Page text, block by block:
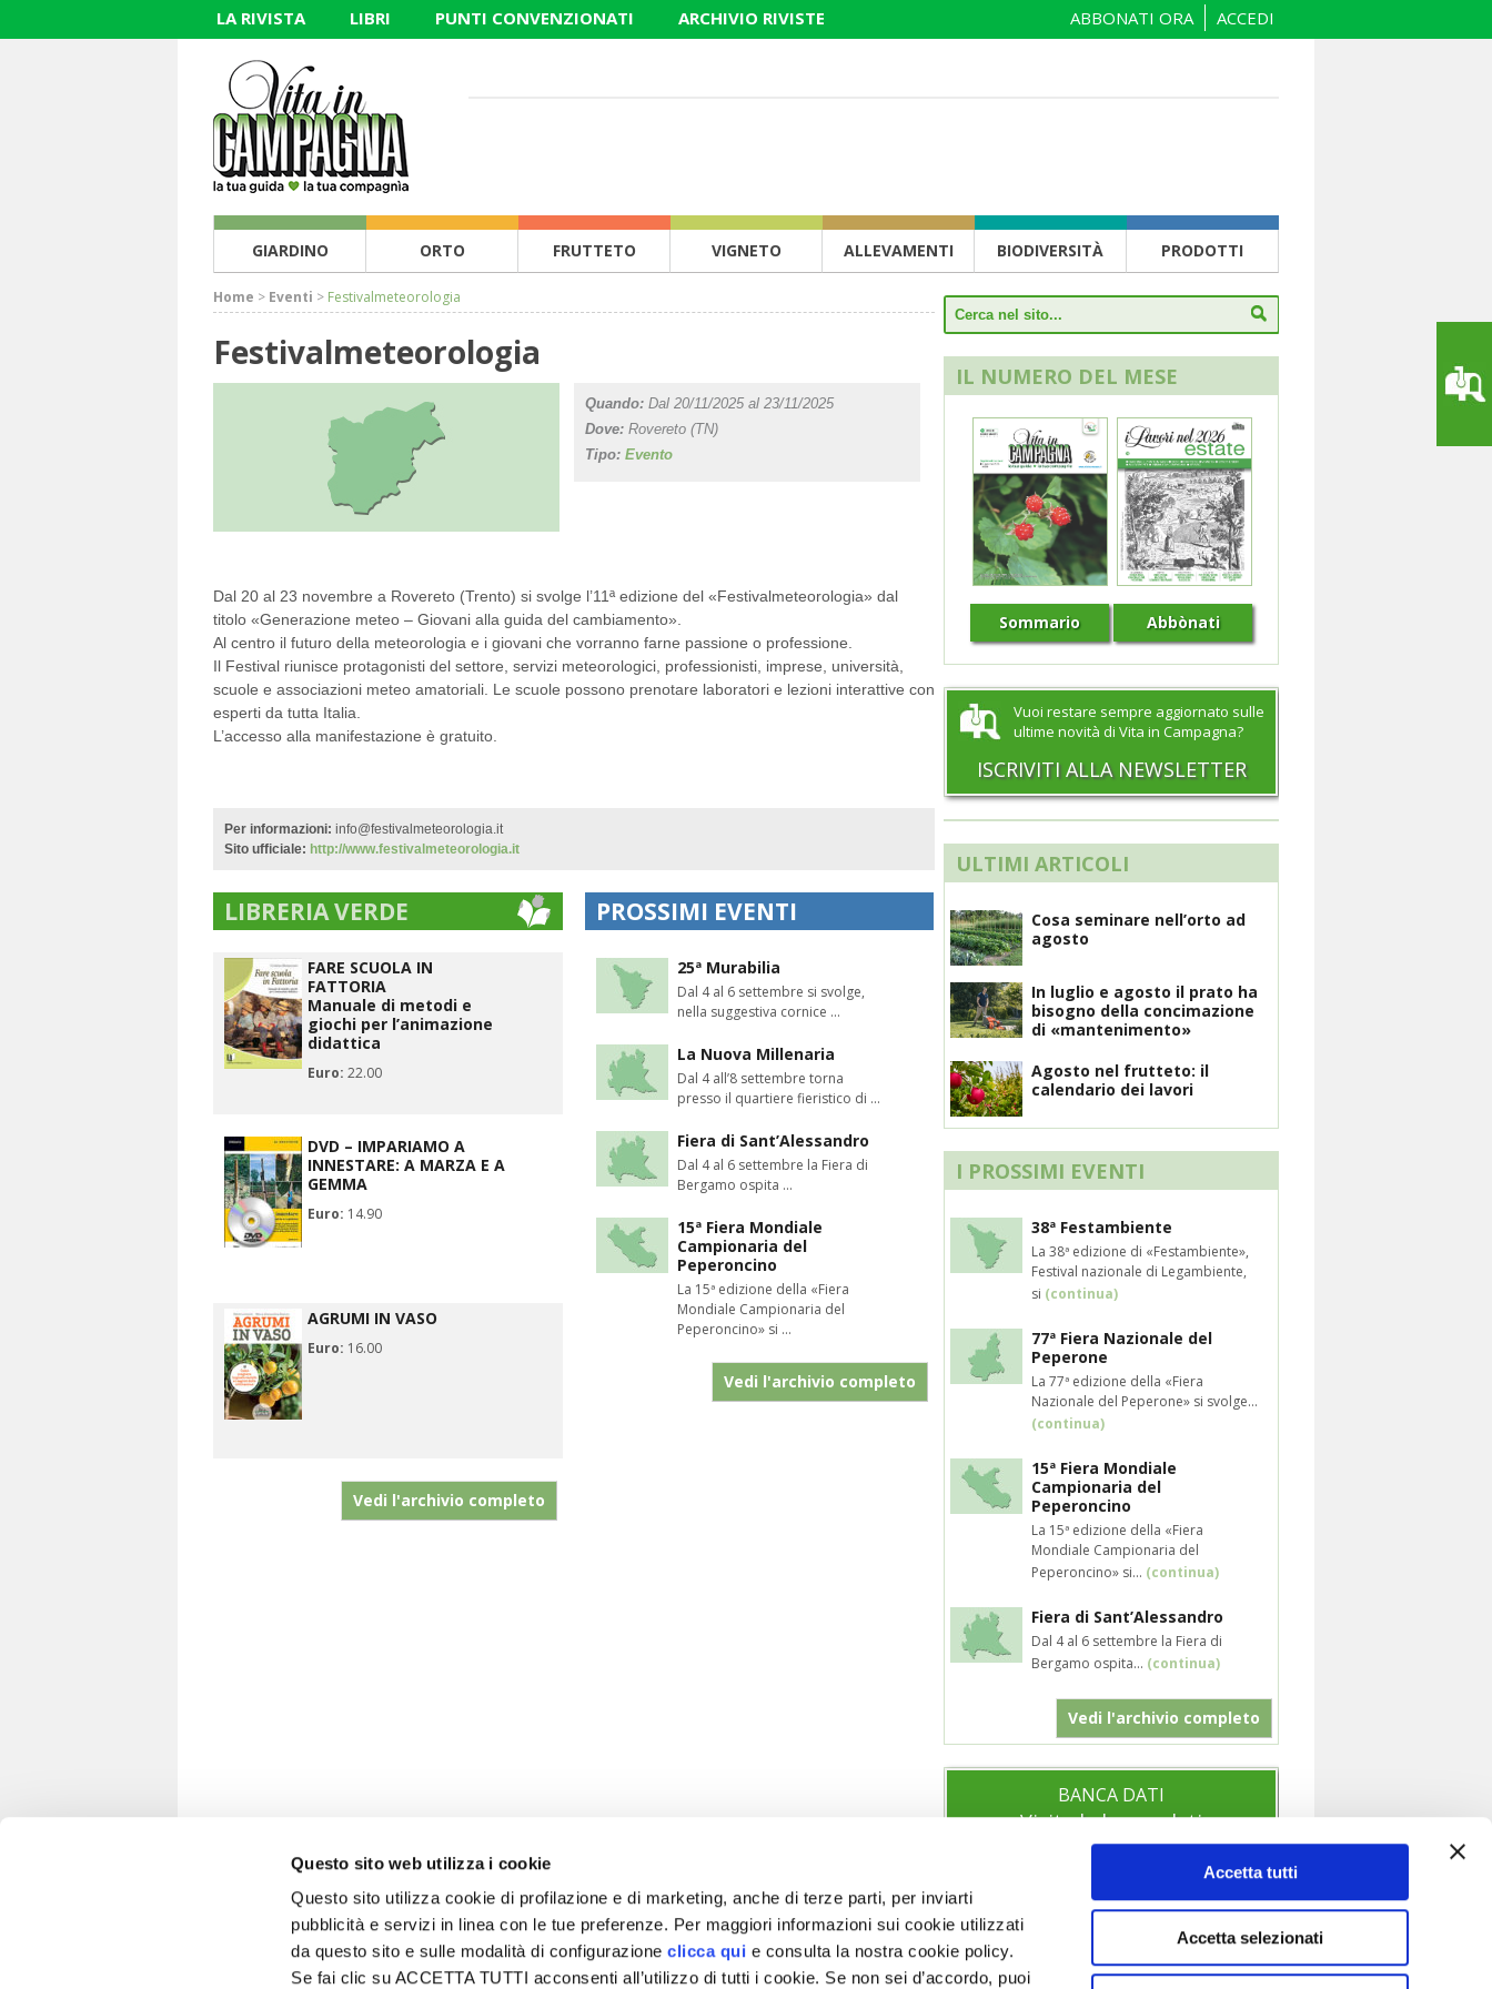
Questo sito web utilizza i cookie
Questo sito utilizza cookie di profilazione e di marketing, anche di terze parti, per inviarti
pubblicità e servizi in linea con le tue preferenze. Per maggiori informazioni sui cookie utilizzati
da questo sito e sulle modalità di configurazioneclicca qui e consulta la nostra cookie policy.
Se fai clic su ACCETTA TUTTI acconsenti all’utilizzo di tutti i cookie. Se non sei d’accordo, puoi
Accetta tutti
Accetta selezionati
LA RIVISTA LIBRI PUNTI CONVENZIONATI ARCHIVIO RIVISTE ACCEDI
ABBONATI ORA
GIARDINO ORTO FRUTTETO VIGNETO ALLEVAMENTI BIODIVERSITÀ PRODOTTI
Home > Eventi > Festivalmeteorologia
Festivalmeteorologia
Quando: Dal 20/11/2025 al 23/11/2025
Dove: Rovereto (TN)
Tipo: Evento
Dal 20 al 23 novembre a Rovereto (Trento) si svolge l’11ª edizione del «Festivalmeteorologia» dal
titolo «Generazione meteo – Giovani alla guida del cambiamento».
Al centro il futuro della meteorologia e i giovani che vorranno farne passione o professione.
Il Festival riunisce protagonisti del settore, servizi meteorologici, professionisti, imprese, università,
scuole e associazioni meteo amatoriali. Le scuole possono prenotare laboratori e lezioni interattive con
esperti da tutta Italia.
L’accesso alla manifestazione è gratuito.
Per informazioni: info@festivalmeteorologia.it
Sito ufficiale: http://www.festivalmeteorologia.it
LIBRERIA VERDE
FARE SCUOLA IN
FATTORIA
Manuale di metodi e
giochi per l’animazione
didattica
Euro: 22.00
DVD – IMPARIAMO A
INNESTARE: A MARZA E A
GEMMA
Euro: 14.90
AGRUMI IN VASO
Euro: 16.00
Vedi l'archivio completo
PROSSIMI EVENTI
25ª Murabilia
Dal 4 al 6 settembre si svolge,
nella suggestiva cornice ...
La Nuova Millenaria
Dal 4 all’8 settembre torna
presso il quartiere fieristico di ...
Fiera di Sant’Alessandro
Dal 4 al 6 settembre la Fiera di
Bergamo ospita ...
15ª Fiera Mondiale
Campionaria del
Peperoncino
La 15ª edizione della «Fiera
Mondiale Campionaria del
Peperoncino» si ...
Vedi l'archivio completo
IL NUMERO DEL MESE
Sommario Abbònati
Vuoi restare sempre aggiornato sulle
ultime novità di Vita in Campagna?
ISCRIVITI ALLA NEWSLETTER
ULTIMI ARTICOLI
Cosa seminare nell’orto ad
agosto
In luglio e agosto il prato ha
bisogno della concimazione
di «mantenimento»
Agosto nel frutteto: il
calendario dei lavori
I PROSSIMI EVENTI
38ª Festambiente
La 38ª edizione di «Festambiente»,
Festival nazionale di Legambiente,
si (continua)
77ª Fiera Nazionale del
Peperone
La 77ª edizione della «Fiera
Nazionale del Peperone» si svolge...
(continua)
15ª Fiera Mondiale
Campionaria del
Peperoncino
La 15ª edizione della «Fiera
Mondiale Campionaria del
Peperoncino» si... (continua)
Fiera di Sant’Alessandro
Dal 4 al 6 settembre la Fiera di
Bergamo ospita... (continua)
Vedi l'archivio completo
BANCA DATI
Visita la banca dati
VITA IN CAMPAGNA
© 2026 - Tutti i diritti riservati
ESPLORA VITA IN CAMPAGNA
Chi siamo Note legali
SEZIONI
Giardino Allevamenti
SOCIAL
Segui anche i nostri profili social per